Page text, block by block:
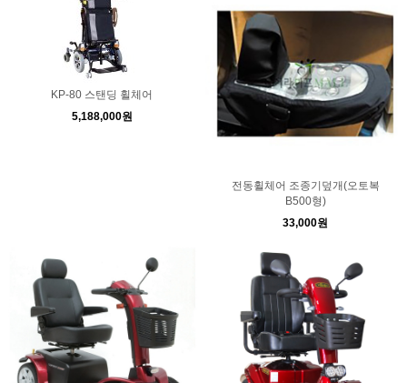
KP-80 스탠딩 휠체어
5,188,000원
전동휠체어 조종기덮개(오토복
B500형)
33,000원